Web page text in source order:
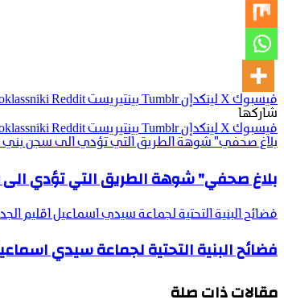
فيسبوك‫X لينكدإن بينتيريست
شاركها
فيسبوك‫X لينكدإن بينتيريست
بلاغ صحفي" شوهة الطريق التي تؤدي الى سجن بني
بلاغ صحفي" شوهة الطريق التي تؤدي
فضائح البنية التحتية لجماعة سيدي اسماعيل اقليم
فضائح البنية التحتية لجماعة سيدي
مقالات ذات صلة